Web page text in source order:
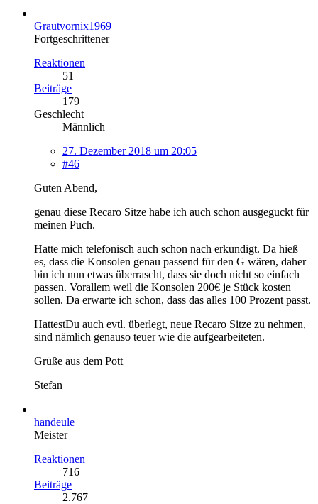
Grautvornix1969
Fortgeschrittener
Reaktionen
51
Beiträge
179
Geschlecht
Männlich
27. Dezember 2018 um 20:05
#46
Guten Abend,
genau diese Recaro Sitze habe ich auch schon ausgeguckt für
meinen Puch.
Hatte mich telefonisch auch schon nach erkundigt. Da hieß
es, dass die Konsolen genau passend für den G wären, daher
bin ich nun etwas überrascht, dass sie doch nicht so einfach
passen. Vorallem weil die Konsolen 200€ je Stück kosten
sollen. Da erwarte ich schon, dass das alles 100 Prozent passt.
HattestDu auch evtl. überlegt, neue Recaro Sitze zu nehmen,
sind nämlich genauso teuer wie die aufgearbeiteten.
Grüße aus dem Pott
Stefan
handeule
Meister
Reaktionen
716
Beiträge
2.767